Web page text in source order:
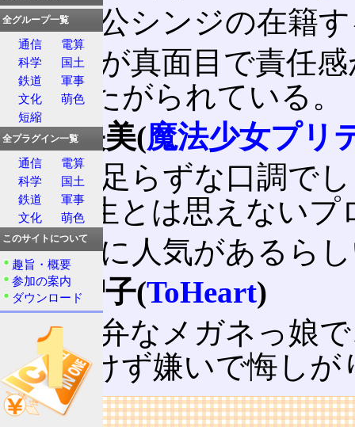
主人公シンジの在籍
性格が真面目で責任
ケムたがられている。
伊達映美(魔法少女プリ
舌っ足らずな口調で
四年生とは思えない
密かに人気があるら
保科智子(ToHeart)
関西弁なメガネっ娘
は負けず嫌いで悔しが
リンク
全グループ一覧
通信
電算
科学
国土
鉄道
軍事
文化
萌色
短縮
全プラグイン一覧
通信
電算
科学
国土
鉄道
軍事
文化
萌色
このサイトについて
趣旨・概要
参加の案内
ダウンロード